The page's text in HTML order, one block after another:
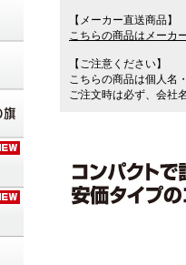
【メーカー直送商品】
こちらの商品はメーカ
【ご注意ください】
こちらの商品は個人名
ご注文時は必ず、会社